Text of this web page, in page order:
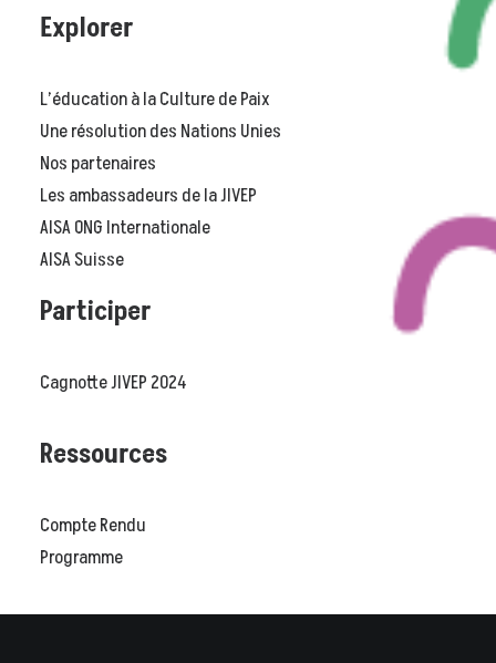
Explorer
L’éducation à la Culture de Paix
Une résolution des Nations Unies
Nos partenaires
Les ambassadeurs de la JIVEP
AISA ONG Internationale
AISA Suisse
Participer
Cagnotte JIVEP 2024
Ressources
Compte Rendu
Programme